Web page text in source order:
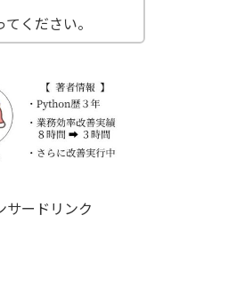
ください。
サードリンク